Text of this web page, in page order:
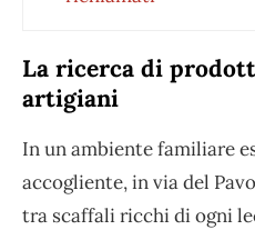
La ricerca di
artigiani
In un ambiente familiare
accogliente, in via del
tra scaffali ricchi di ogni